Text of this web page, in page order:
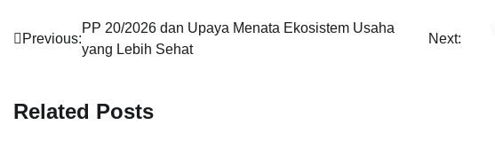
Navigasi
Previous:
PP 20/2026 dan Upaya Menata Ekosistem Usaha
yang Lebih Sehat
Next:
Related Posts